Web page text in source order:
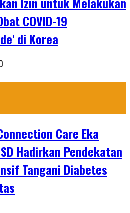
COVID-19
di Korea
Care Eka
Hadirkan Pendekatan
Tangani Diabetes